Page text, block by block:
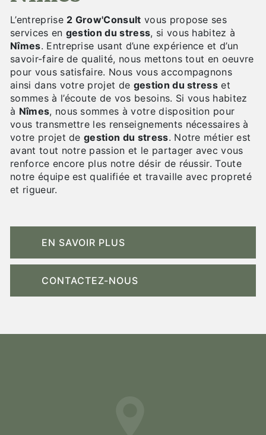
L’entreprise 2 Grow'Consult vous propose ses
services en gestion du stress, si vous habitez à
Nîmes. Entreprise usant d’une expérience et d’un
savoir-faire de qualité, nous mettons tout en oeuvre
pour vous satisfaire. Nous vous accompagnons
ainsi dans votre projet de gestion du stress et
sommes à l’écoute de vos besoins. Si vous habitez
à Nîmes, nous sommes à votre disposition pour
vous transmettre les renseignements nécessaires à
votre projet degestion du stress. Notre métier est
avant tout notre passion et le partager avec vous
renforce encore plus notre désir de réussir. Toute
notre équipe est qualifiée et travaille avec propreté
et rigueur.
EN SAVOIR PLUS
CONTACTEZ-NOUS